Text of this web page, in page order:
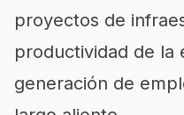
proyectos de
productividad de la
generación de